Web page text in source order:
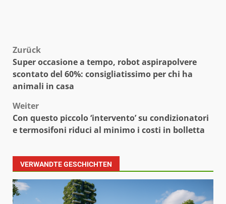
Beitragsnavigation
Zurück
Super occasione a tempo, robot aspirapolvere
scontato del 60%: consigliatissimo per chi ha
animali in casa
Weiter
Con questo piccolo ‘intervento’ su condizionatori
e termosifoni riduci al minimo i costi in bolletta
VERWANDTE GESCHICHTEN